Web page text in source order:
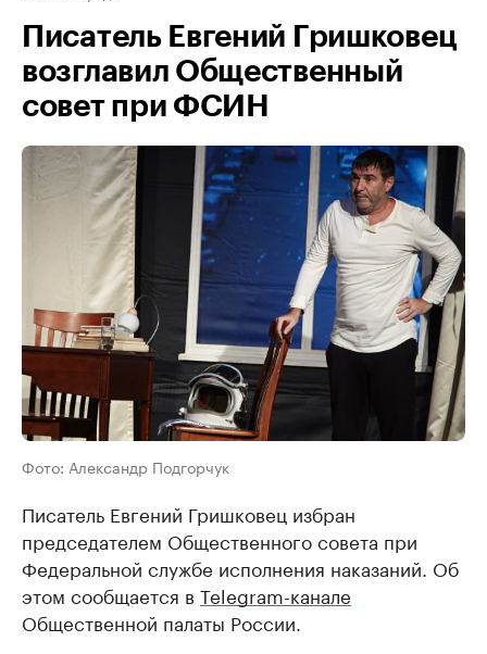
Писатель Евгений Гришковец
возглавил Общественный
совет при ФСИН
Фото: Александр Подгорчук
Писатель Евгений Гришковец избран
председателем Общественного совета при
Федеральной службе исполнения наказаний. Об
этом сообщается в Telegram-канале
Общественной палаты России.